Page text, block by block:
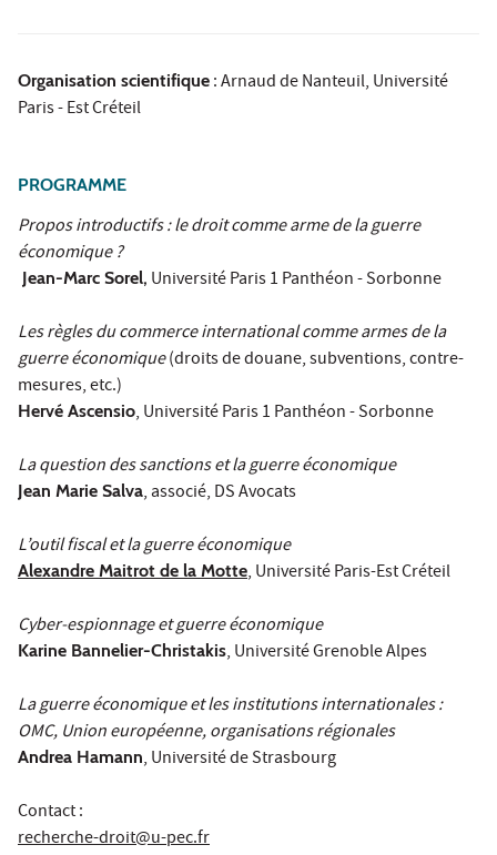
Organisation scientifique : Arnaud de Nanteuil, Université
Paris - Est Créteil
PROGRAMME
Propos introductifs : le droit comme arme de la guerre
économique ?
Jean-Marc Sorel, Université Paris 1 Panthéon - Sorbonne
Les règles du commerce international comme armes de la
guerre économique(droits de douane, subventions, contre-
mesures, etc.)
Hervé Ascensio, Université Paris 1 Panthéon - Sorbonne
La question des sanctions et la guerre économique
Jean Marie Salva, associé, DS Avocats
L’outil fiscal et la guerre économique
Alexandre Maitrot de la Motte, Université Paris-Est Créteil
Cyber-espionnage et guerre économique
Karine Bannelier-Christakis, Université Grenoble Alpes
La guerre économique et les institutions internationales :
OMC, Union européenne, organisations régionales
Andrea Hamann, Université de Strasbourg
Contact :
recherche-droit@u-pec.fr